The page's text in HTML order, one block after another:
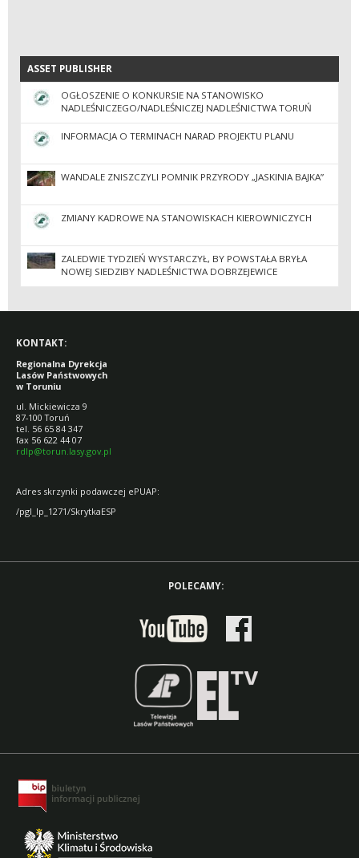
ASSET PUBLISHER
ASSET PUBLISHER
OGŁOSZENIE O KONKURSIE NA STANOWISKO
NADLEŚNICZEGO/NADLEŚNICZEJ NADLEŚNICTWA TORUŃ
INFORMACJA O TERMINACH NARAD PROJEKTU PLANU
WANDALE ZNISZCZYLI POMNIK PRZYRODY „JASKINIA BAJKA”
ZMIANY KADROWE NA STANOWISKACH KIEROWNICZYCH
ZALEDWIE TYDZIEŃ WYSTARCZYŁ, BY POWSTAŁA BRYŁA
NOWEJ SIEDZIBY NADLEŚNICTWA DOBRZEJEWICE
KONTAKT:
Regionalna Dyrekcja
Lasów Państwowych
w Toruniu
ul. Mickiewicza 9
87-100 Toruń
tel. 56 65 84 347
fax 56 622 44 07
rdlp@torun.lasy.gov.pl
Adres skrzynki podawczej ePUAP:
/pgl_lp_1271/SkrytkaESP
POLECAMY: